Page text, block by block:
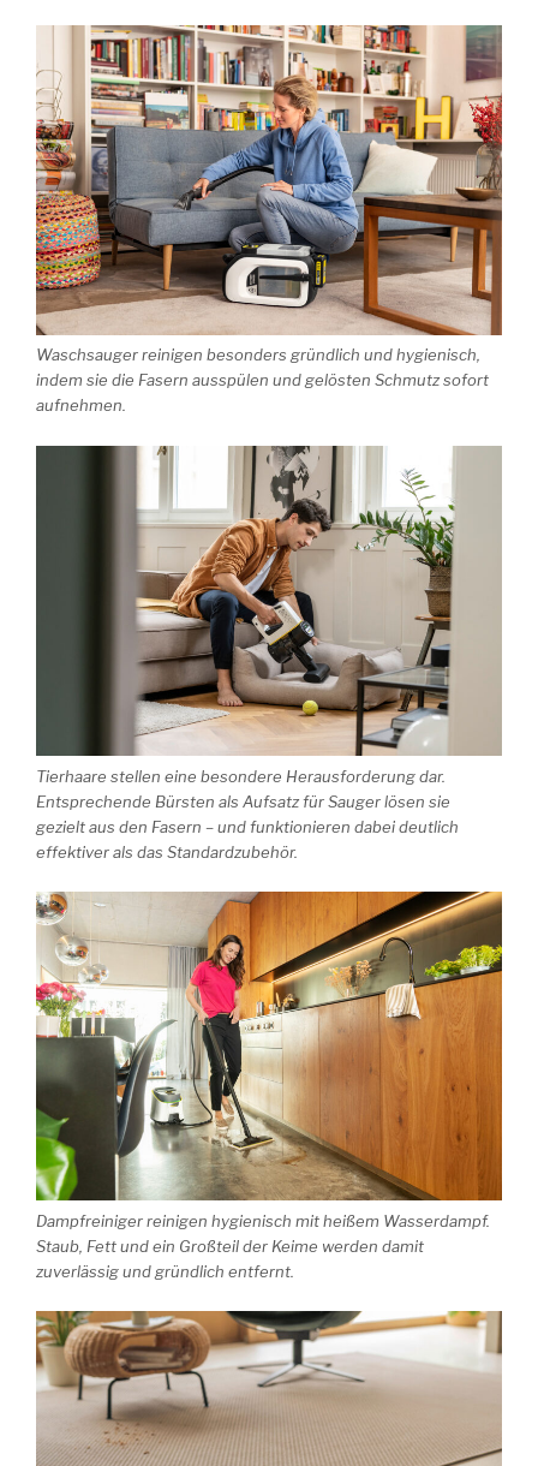
Waschsauger reinigen besonders gründlich und hygienisch,
indem sie die Fasern ausspülen und gelösten Schmutz sofort
aufnehmen.
Tierhaare stellen eine besondere Herausforderung dar.
Entsprechende Bürsten als Aufsatz für Sauger lösen sie
gezielt aus den Fasern – und funktionieren dabei deutlich
effektiver als das Standardzubehör.
Dampfreiniger reinigen hygienisch mit heißem Wasserdampf.
Staub, Fett und ein Großteil der Keime werden damit
zuverlässig und gründlich entfernt.